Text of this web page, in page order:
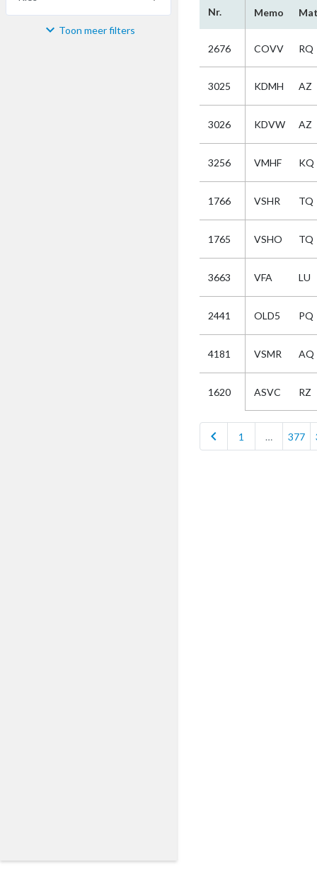
Materiaal Toon meer filters
Nr. Memo
2676 COVV RQ
3025 KDMH AZ
3026 KDVW AZ
3256 VMHF KQ
1766 VSHR TQ
1765 VSHO TQ
3663 VFA LU
2441 OLD5 PQ
4181 VSMR AQ
1620 ASVC RZ
chevron_left 1 … 377